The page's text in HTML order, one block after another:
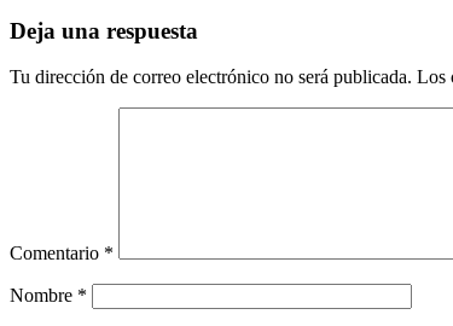
Deja una respuesta
Tu dirección de correo electrónico no será publicada. Los
Comentario *
Nombre *